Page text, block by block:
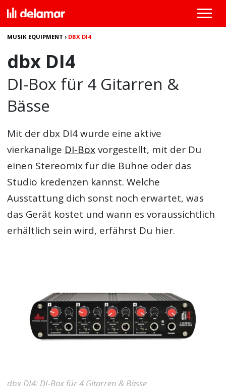
MUSIK EQUIPMENT › DBX DI4
dbx DI4
DI-Box für 4 Gitarren &
Bässe
Mit der dbx DI4wurde eine aktive
vierkanalige DI-Boxvorgestellt, mit der Du
einen Stereomix für die Bühne oder das
Studio kredenzen kannst. Welche
Ausstattung dich sonst noch erwartet, was
das Gerät kostet und wann es voraussichtlich
erhältlich sein wird, erfährst Du hier.
dbx DI4: DI-Box für 4 Gitarren & Bässe